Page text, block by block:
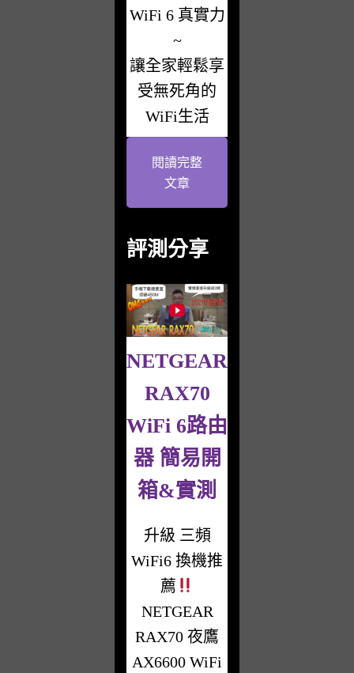
WiFi 6 真實力
~
讓全家輕鬆享
受無死角的
WiFi生活
閱讀完整
文章
評測分享
NETGEAR
RAX70
WiFi 6路由
器 簡易開
箱&實測
升級 三頻
WiFi6 換機推
薦
NETGEAR
RAX70 夜鷹
AX6600 WiFi